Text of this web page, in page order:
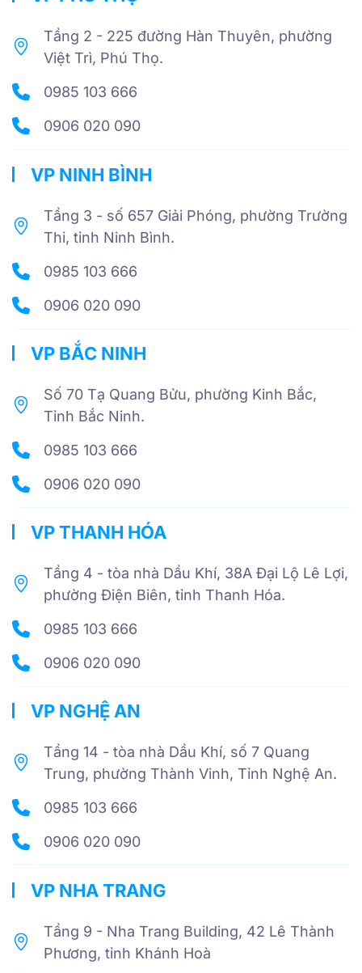
Tầng 2 - 225 đường Hàn Thuyên, phường
Việt Trì, Phú Thọ.
0985 103 666
0906 020 090
VP NINH BÌNH
Tầng 3 - số 657 Giải Phóng, phường Trường
Thi, tỉnh Ninh Bình.
0985 103 666
0906 020 090
VP BẮC NINH
Số 70 Tạ Quang Bửu, phường Kinh Bắc,
Tỉnh Bắc Ninh.
0985 103 666
0906 020 090
VP THANH HÓA
Tầng 4 - tòa nhà Dầu Khí, 38A Đại Lộ Lê Lợi,
phường Điện Biên, tỉnh Thanh Hóa.
0985 103 666
0906 020 090
VP NGHỆ AN
Tầng 14 - tòa nhà Dầu Khí, số 7 Quang
Trung, phường Thành Vinh, Tỉnh Nghệ An.
0985 103 666
0906 020 090
VP NHA TRANG
Tầng 9 - Nha Trang Building, 42 Lê Thành
Phương, tỉnh Khánh Hoà